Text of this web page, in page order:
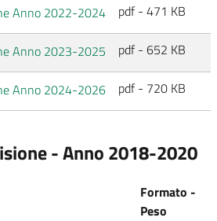
Anno 2022-2024 pdf - 471 KB
Anno 2023-2025 pdf - 652 KB
Anno 2024-2026 pdf - 720 KB
- Anno 2018-2020
Formato -
Peso